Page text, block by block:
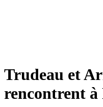
Trudeau et
rencontrent à